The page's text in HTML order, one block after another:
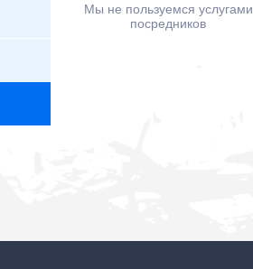
Мы не пользуемся услугами
посредников